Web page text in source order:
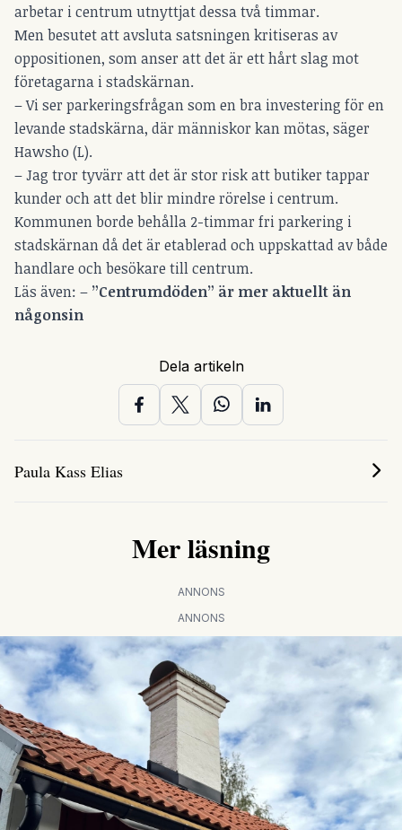
arbetar i centrum utnyttjat dessa två timmar.
Men besutet att avsluta satsningen kritiseras av
oppositionen, som anser att det är ett hårt slag mot
företagarna i stadskärnan.
– Vi ser parkeringsfrågan som en bra investering för en
levande stadskärna, där människor kan mötas, säger
Hawsho (L).
– Jag tror tyvärr att det är stor risk att butiker tappar
kunder och att det blir mindre rörelse i centrum.
Kommunen borde behålla 2-timmar fri parkering i
stadskärnan då det är etablerad och uppskattad av både
handlare och besökare till centrum.
Läs även: – ”Centrumdöden” är mer aktuellt än
någonsin
Dela artikeln
Paula Kass Elias
Mer läsning
ANNONS
ANNONS